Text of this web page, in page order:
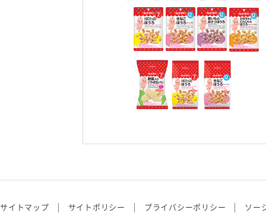
サイトマップ サイトポリシー プライバシーポリシー ソー